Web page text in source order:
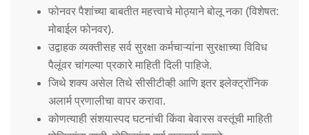
फोनवर पैशांच्या बाबतीत महत्त्वाचे मोठ्याने बोलू नका (विशेषत:
मोबाईल फोनवर).
उद्वाहक व्यक्तीसह सर्व सुरक्षा कर्मचाऱ्यांना सुरक्षाच्या विविध
पैलूंवर चांगल्या प्रकारे माहिती दिली पाहिजे.
जिथे शक्य असेल तिथे सीसीटीव्ही आणि इतर इलेक्ट्रॉनिक
अलार्म प्रणालीचा वापर करावा.
कोणत्याही संशयास्पद घटनांची किंवा बेवारस वस्तूंची माहिती